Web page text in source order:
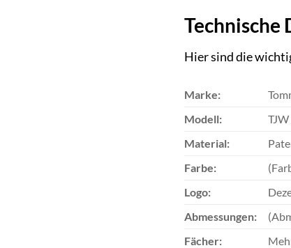
Technische
Hier sind die
Marke:
Modell:
Material:
Farbe:
Logo:
Abmessungen:
Fächer: